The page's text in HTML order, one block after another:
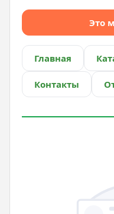
Это
Главная
Контакты